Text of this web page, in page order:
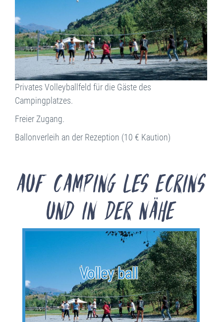
Privates Volleyballfeld für die Gäste des
Campingplatzes.
Freier Zugang.
Ballonverleih an der Rezeption (10 € Kaution)
Auf Camping les Ecrins
und in der Nähe
Volley ball